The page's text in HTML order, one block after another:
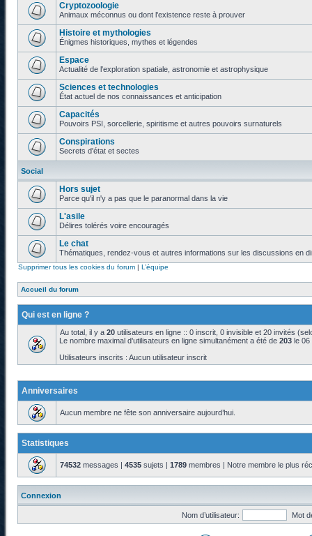
Cryptozoologie
Animaux méconnus ou dont l'existence reste à prouver
Histoire et mythologies
Énigmes historiques, mythes et légendes
Espace
Actualité de l'exploration spatiale, astronomie et astrophysique
Sciences et technologies
État actuel de nos connaissances et anticipation
Capacités
Pouvoirs PSI, sorcellerie, spiritisme et autres pouvoirs surnaturels
Conspirations
Secrets d'état et sectes
Social
Hors sujet
Parce qu'il n'y a pas que le paranormal dans la vie
L'asile
Délires tolérés voire encouragés
Le chat
Thématiques, rendez-vous et autres informations sur les discussions en
Supprimer tous les cookies du forum | L’équipe
Accueil du forum
Qui est en ligne ?
Au total, il y a 20 utilisateurs en ligne :: 0 inscrit, 0 invisible et 20 invités
Le nombre maximal d’utilisateurs en ligne simultanément a été de 203 le 06
Utilisateurs inscrits : Aucun utilisateur inscrit
Anniversaires
Aucun membre ne fête son anniversaire aujourd’hui.
Statistiques
74532 messages | 4535 sujets | 1789 membres | Notre membre le plus
Connexion
Nom d’utilisateur: Mot